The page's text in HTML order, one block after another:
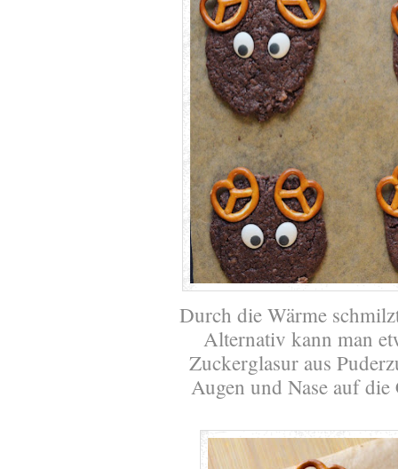
Durch die Wärme
Alternativ kann man
Zuckerglasur aus
Augen und Nase auf